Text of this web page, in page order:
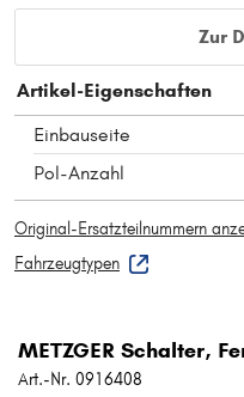
Zur
Artikel-Eigenschaften
Einbauseite
Pol-Anzahl
Original-Ersatzteilnummern
Fahrzeugtypen
METZGER Schalter,
Art.-Nr. 0916408